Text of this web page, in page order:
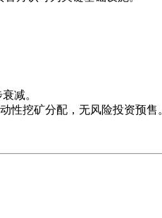
减。
性挖矿分配，无风险投资预售